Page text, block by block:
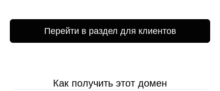
Перейти в раздел для клиентов
Как получить этот домен